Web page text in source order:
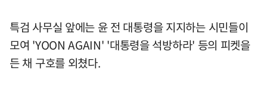
특검 사무실 앞에는 윤 전 대통령을 지지하는 시민들이
모여 'YOON AGAIN' '대통령을 석방하라' 등의 피켓을
든 채 구호를 외쳤다.